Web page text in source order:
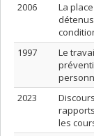
2006
La
1997
Le
2023
les